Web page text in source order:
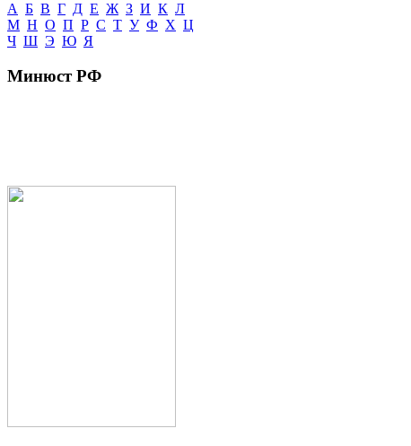
А Б В Г Д Е Ж З И К Л
М Н О П Р С Т У Ф Х Ц
Ч Ш Э Ю Я
Минюст РФ